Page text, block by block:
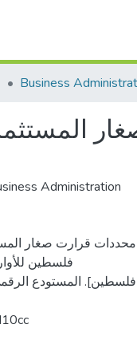
Administration
حنان عبد الرزاق. (2011). محددات
فلسطين
المستودع